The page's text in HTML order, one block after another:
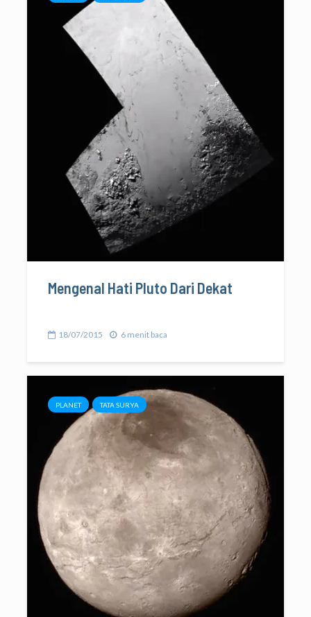
Mengenal Hati Pluto Dari Dekat
18/07/2015 6 menit baca
PLANET TATA SURYA